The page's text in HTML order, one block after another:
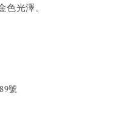
光澤。
號